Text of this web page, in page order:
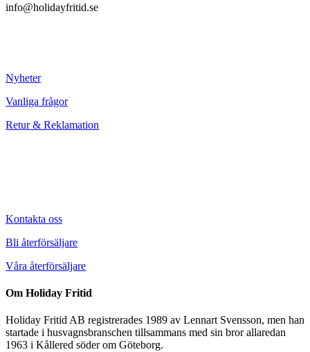
info@holidayfritid.se
Nyheter
Vanliga frågor
Retur & Reklamation
Kontakta oss
Bli återförsäljare
Våra återförsäljare
Om Holiday Fritid
Holiday Fritid AB registrerades 1989 av Lennart Svensson, men han
startade i husvagnsbranschen tillsammans med sin bror allaredan
1963 i Kållered söder om Göteborg.